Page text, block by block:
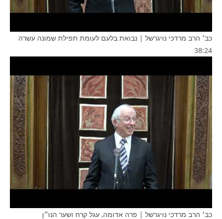
כב׳ הרב מרדכי נויגרשל | נבואת בלעם לעומת תפילת שמונה עשרה
38:24
כב׳ הרב מרדכי נויגרשל | פרה אדומה, עגל קרח ושער הנו״ן